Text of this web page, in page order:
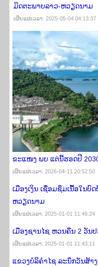
ມິດຕະພາບລາວ-ຫວຽດນາມ
ເຜີຍ​ແຜ່​ເວ​ລາ: 2025-05-04 04:13:37
ຂະແໜງ ພບ ແຕ່ນີ້ຮອດປີ
ເຜີຍ​ແຜ່​ເວ​ລາ: 2026-04-11 20:52:50
ເມືອງເງິນ ເຊື່ອມຊຶມເນື້ອໃນບົ
ຫວຽດນາມ
ເຜີຍ​ແຜ່​ເວ​ລາ: 2025-01-01 11:46:24
ເມືອງຊານໄຊ ຫວນຄືນ 2 ວັນ
ເຜີຍ​ແຜ່​ເວ​ລາ: 2025-01-01 11:43:11
ແຂວງບໍລິຄຳໄຊ ລະນຶກວັນສ້າ